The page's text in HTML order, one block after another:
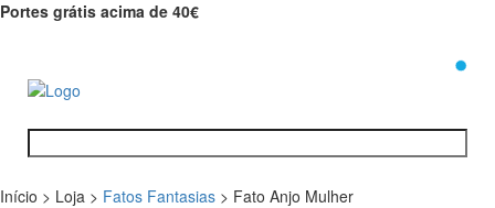
Portes grátis acima de 40€
Início > Loja > Fatos Fantasias > Fato Anjo Mulher